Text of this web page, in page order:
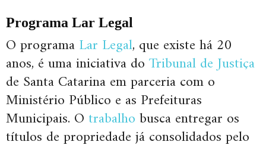
Programa Lar Legal
O programaLar Legal, que existe há 20
anos, é uma iniciativa doTribunal de Justiça
de Santa Catarina em parceria com o
Ministério Público e as Prefeituras
Municipais. Otrabalhobusca entregar os
títulos de propriedade já consolidados pelo